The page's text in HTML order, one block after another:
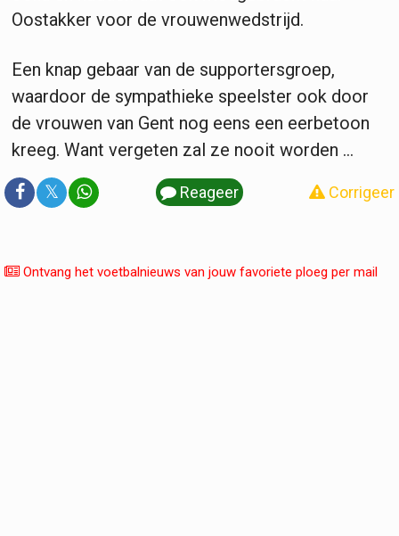
Oostakker voor de vrouwenwedstrijd.
Een knap gebaar van de supportersgroep,
waardoor de sympathieke speelster ook door
de vrouwen van Gent nog eens een eerbetoon
kreeg. Want vergeten zal ze nooit worden ...
𝕏 Reageer Corrigeer
Ontvang het voetbalnieuws van jouw favoriete ploeg per mail